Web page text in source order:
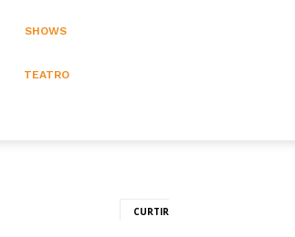
SHOWS
TEATRO
CURTIR